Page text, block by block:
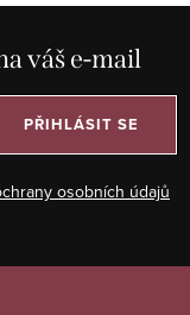
váš e-mail
osobních údajů
PŘIHLÁSIT SE